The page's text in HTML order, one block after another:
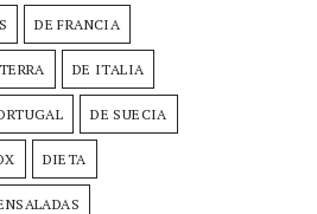
DE FRANCIA
DE ITALIA
DE SUECIA
DIETA